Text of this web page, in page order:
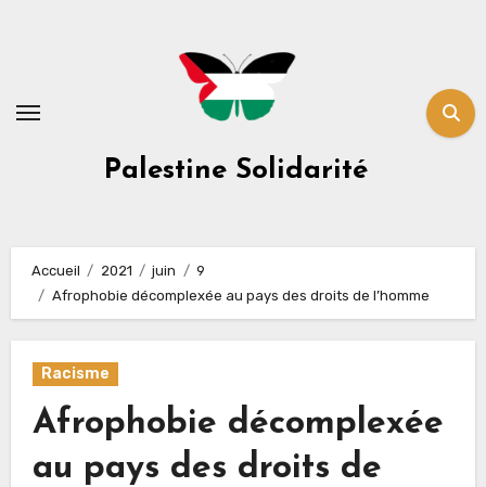
Palestine Solidarité
Accueil 2021 juin
9
Afrophobie décomplexée au pays des droits de l’homme
Racisme
Afrophobie décomplexée
au pays des droits de